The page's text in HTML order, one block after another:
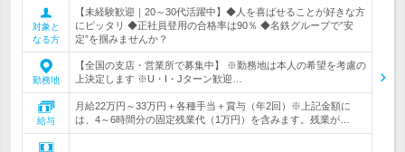
対象と
なる方
【未経験歓迎｜20～30代活躍中】◆人を喜ばせることが好きな方
にピッタリ ◆正社員登用の合格率は90％ ◆名鉄グループで”安
定”を掴みませんか？
勤務地
【全国の支店・営業所で募集中】 ※勤務地は本人の希望を考慮の
上決定します ※U・I・Jターン歓迎…
給与
月給22万円～33万円＋各種手当＋賞与（年2回）※上記金額に
は、4～6時間分の固定残業代（1万円）を含みます。残業が…